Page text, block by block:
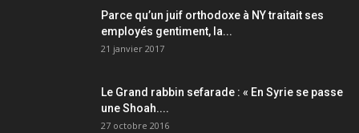
Parce qu’un juif orthodoxe à NY traitait ses
employés gentiment, la...
21 janvier 2017
Le Grand rabbin sefarade : « En Syrie se passe
une Shoah....
27 octobre 2016